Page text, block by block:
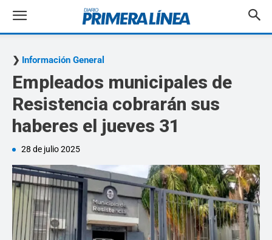
Información General
Empleados municipales de
Resistencia cobrarán sus
haberes el jueves 31
28 de julio 2025